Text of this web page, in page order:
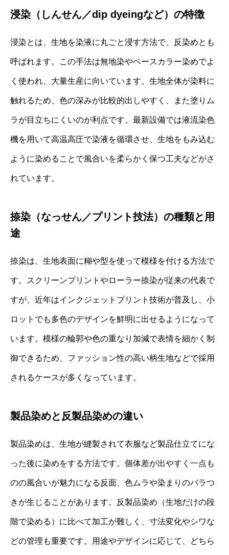
浸染（しんせん／dip dyeingなど）の特徴
浸染とは、生地を染液に丸ごと浸す方法で、反染めとも
呼ばれます。この手法は無地染やベースカラー染めでよ
く使われ、大量生産に向いています。生地全体が染料に
触れるため、色の深みが比較的出しやすく、また塗りム
ラが目立ちにくいのが利点です。最新設備では液流染色
機を用いて高温高圧で染液を循環させ、生地をもみ込む
ように染めることで風合いを柔らかく保つ工夫などがさ
れています。
捺染（なっせん／プリント技法）の種類と用
途
捺染は、生地表面に糊や型を使って模様を付ける方法で
す。スクリーンプリントやローラー捺染が従来の代表で
すが、近年はインクジェットプリント技術が普及し、小
ロットでも多色のデザインを鮮明に出せるようになって
います。模様の輪郭や色の重なり加減で表情を細かく制
御できるため、ファッション性の高い柄生地などで採用
されるケースが多くなっています。
製品染めと反製品染めの違い
製品染めは、生地が縫製されて衣服など製品仕立てにな
った後に染めをする方法です。個体差が出やすく一点も
のの風合いが魅力になる反面、色ムラや染まりのバラつ
きが生じることがあります。反製品染め（生地だけの段
階で染める）に比べて加工が難しく、寸法変化やシワな
どの管理も重要です。用途やデザインに応じて、どちら